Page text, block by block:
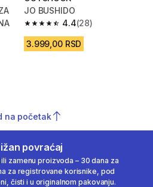
JO BUSHIDO
4.4
4.4 od 5 zvezdica from 28
(28)
3.999,00 RSD
na početak
povraćaj
zamenu proizvoda – 30 dana za
za registrovane korisnike, pod
čisti i u originalnom pakovanju.